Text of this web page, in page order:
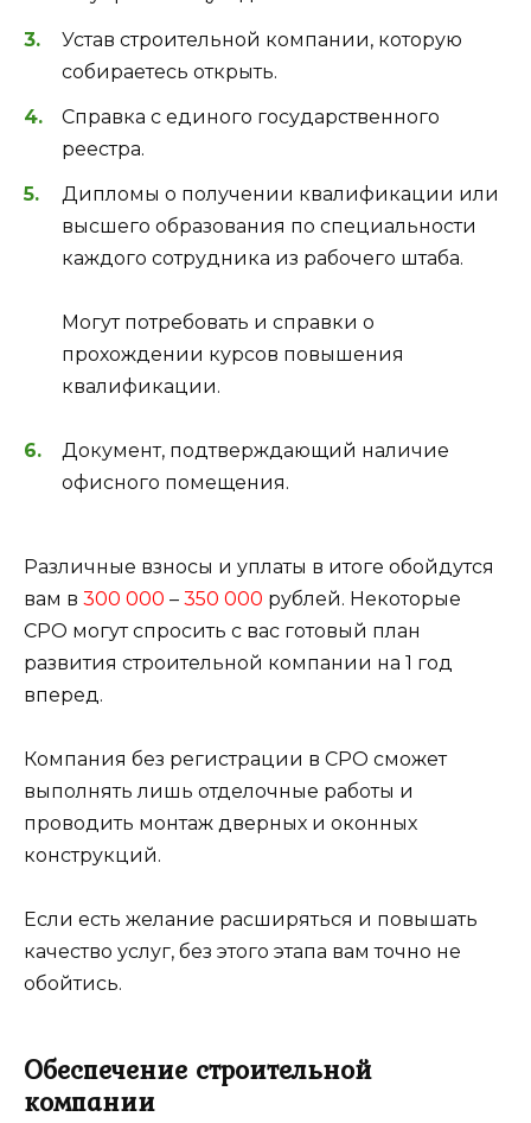
Устав строительной компании, которую
собираетесь открыть.
Справка с единого государственного
реестра.
Дипломы о получении квалификации или
высшего образования по специальности
каждого сотрудника из рабочего штаба.
Могут потребовать и справки о
прохождении курсов повышения
квалификации.
Документ, подтверждающий наличие
офисного помещения.
Различные взносы и уплаты в итоге обойдутся
вам в 300 000 – 350 000 рублей. Некоторые
СРО могут спросить с вас готовый план
развития строительной компании на 1 год
вперед.
Компания без регистрации в СРО сможет
выполнять лишь отделочные работы и
проводить монтаж дверных и оконных
конструкций.
Если есть желание расширяться и повышать
качество услуг, без этого этапа вам точно не
обойтись.
Обеспечение строительной
компании